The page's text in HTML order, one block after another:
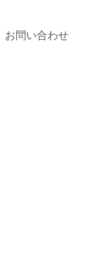
お問い合わせ